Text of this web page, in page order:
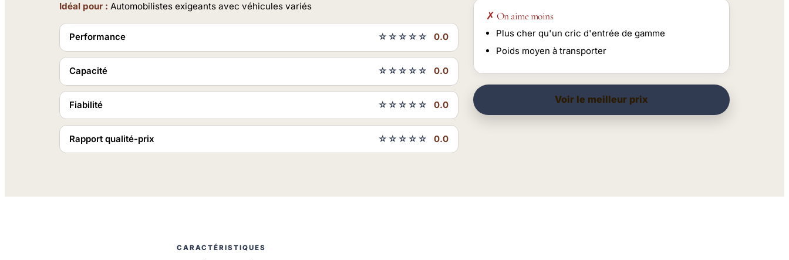
Idéal pour : Automobilistes exigeants avec véhicules variés
Performance ☆☆☆☆☆ 0.0
Capacité ☆☆☆☆☆ 0.0
Fiabilité ☆☆☆☆☆ 0.0
Rapport qualité-prix ☆☆☆☆☆ 0.0
✗ On aime moins
Plus cher qu'un cric d'entrée de gamme
Poids moyen à transporter
Voir le meilleur prix
CARACTÉRISTIQUES